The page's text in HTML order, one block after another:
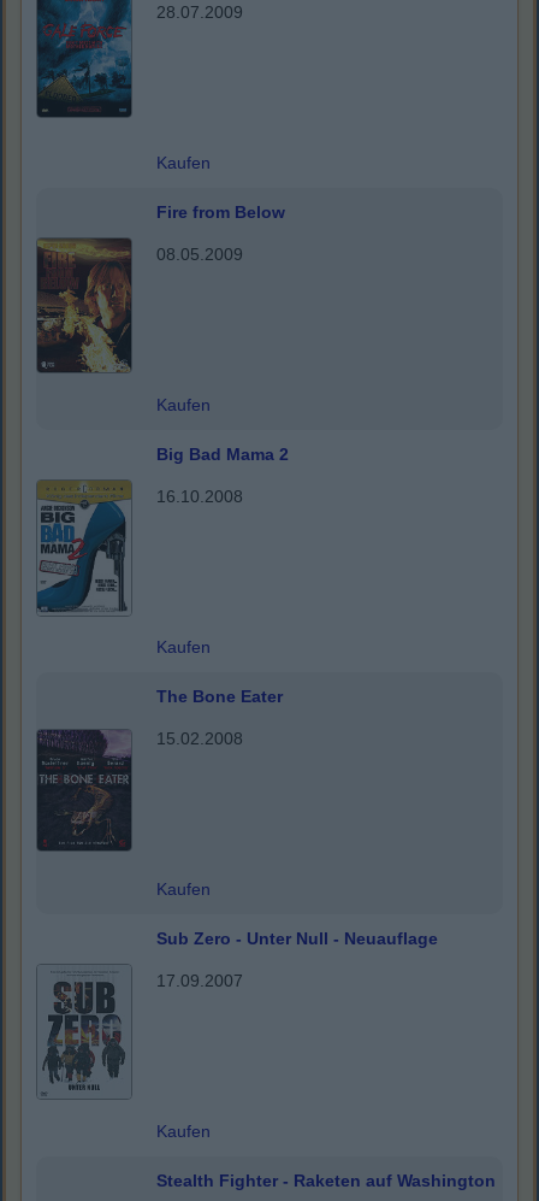
28.07.2009
Kaufen
Fire from Below
08.05.2009
Kaufen
Big Bad Mama 2
16.10.2008
Kaufen
The Bone Eater
15.02.2008
Kaufen
Sub Zero - Unter Null - Neuauflage
17.09.2007
Kaufen
Stealth Fighter - Raketen auf Washington